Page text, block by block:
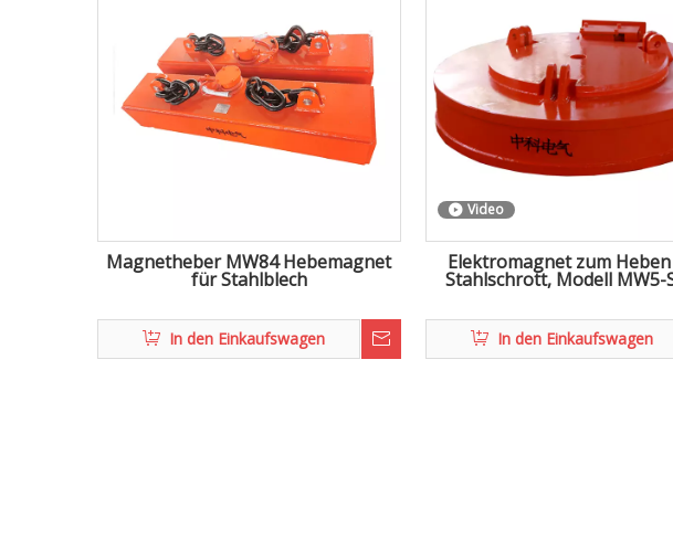
Magnetheber MW84 Hebemagnet
für Stahlblech
In den Einkaufswagen
Video
Elektromagnet zum
Stahlschrott, Modell MW5-
In den Einkaufswagen